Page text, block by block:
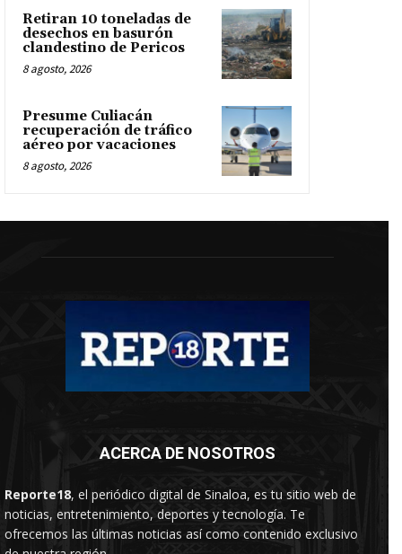
Retiran 10 toneladas de
desechos en basurón
clandestino de Pericos
8 agosto, 2026
Presume Culiacán
recuperación de tráfico
aéreo por vacaciones
8 agosto, 2026
ACERCA DE NOSOTROS
Reporte18, el periódico digital de Sinaloa, es tu sitio web de
noticias, entretenimiento, deportes y tecnología. Te
ofrecemos las últimas noticias así como contenido exclusivo